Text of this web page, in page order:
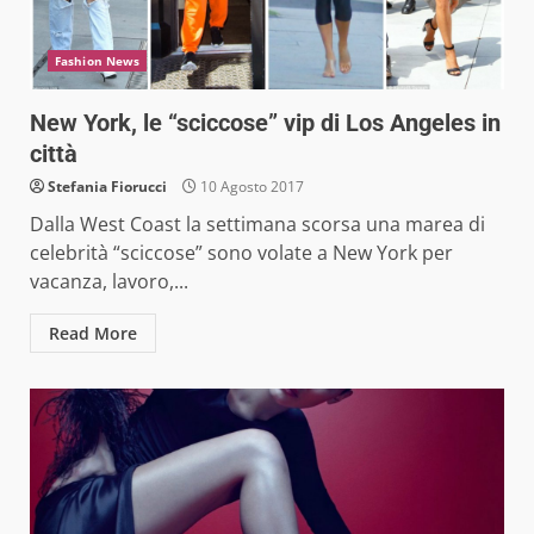
Fashion News
New York, le “sciccose” vip di Los Angeles in
città
Stefania Fiorucci 10 Agosto 2017
Dalla West Coast la settimana scorsa una marea di
celebrità “sciccose” sono volate a New York per
vacanza, lavoro,...
Read More